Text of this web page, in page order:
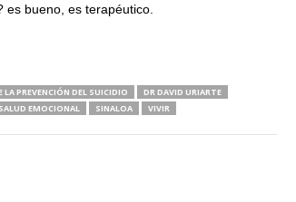
bueno, es terapéutico.
PREVENCIÓN DEL SUICIDIO
DR DAVID URIARTE
SALUD EMOCIONAL SINALOA VIVIR